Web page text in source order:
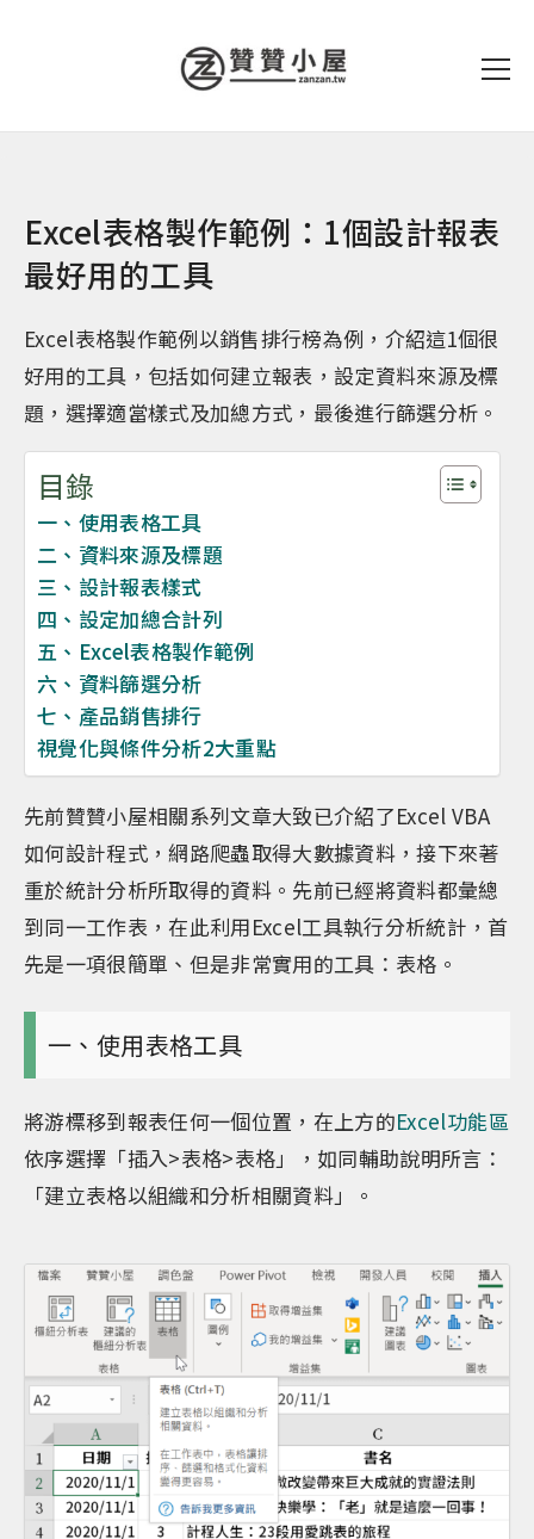
Excel表格製作範例：1個設計報表
最好用的工具
Excel表格製作範例以銷售排行榜為例，介紹這1個很
好用的工具，包括如何建立報表，設定資料來源及標
題，選擇適當樣式及加總方式，最後進行篩選分析。
目錄
一、使用表格工具
二、資料來源及標題
三、設計報表樣式
四、設定加總合計列
五、Excel表格製作範例
六、資料篩選分析
七、產品銷售排行
視覺化與條件分析2大重點
先前贊贊小屋相關系列文章大致已介紹了Excel VBA
如何設計程式，網路爬蟲取得大數據資料，接下來著
重於統計分析所取得的資料。先前已經將資料都彙總
到同一工作表，在此利用Excel工具執行分析統計，首
先是一項很簡單、但是非常實用的工具：表格。
一、使用表格工具
將游標移到報表任何一個位置，在上方的Excel功能區
依序選擇「插入>表格>表格」，如同輔助說明所言：
「建立表格以組織和分析相關資料」。